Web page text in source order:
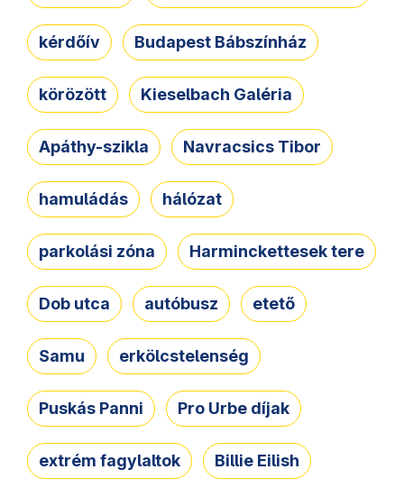
kérdőív Budapest Bábszínház
körözött Kieselbach Galéria
Apáthy-szikla Navracsics Tibor
hamuládás hálózat
parkolási zóna Harminckettesek tere
Dob utca autóbusz etető
Samu erkölcstelenség
Puskás Panni Pro Urbe díjak
extrém fagylaltok Billie Eilish